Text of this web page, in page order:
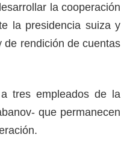
la cooperación
la presidencia suiza y
de rendición de cuentas
tres empleados de la
que permanecen